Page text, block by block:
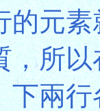
的元
，所
下兩